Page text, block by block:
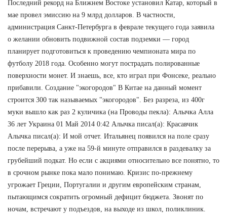
Последний рекорд на Ближнем Востоке установил Катар, который в
мае провел эмиссию на 9 млрд долларов. В частности,
администрация Санкт-Петербурга в феврале текущего года заявила
о желании обновить подвижной состав подземки — город
планирует подготовиться к проведению чемпионата мира по
футболу 2018 года. Особенно могут пострадать полированные
поверхности монет. И знаешь, все, кто играл при Фонсеке, реально
прибавили. Создание "экогородов" В Китае на данный момент
строится 300 так называемых "экогородов". Без разреза, из 400г
муки вышло как раз 2 куличика (на Проводы пекла): Алычка Алла
36 лет Украина 01 Май 2014 0:42 Алычка писал(а): Красавчик
Алычка писал(а): И мой отчет. Итальянец появился на поле сразу
после перерыва, а уже на 59-й минуте отправился в раздевалку за
грубейший подкат. Но если с акциями относительно все понятно, то
в срочном рынке пока мало понимаю. Кризис по-прежнему
угрожает Греции, Португалии и другим европейским странам,
пытающимся сократить огромный дефицит бюджета. Звонят по
ночам, встречают у подъездов, на выходе из школ, поликлиник.